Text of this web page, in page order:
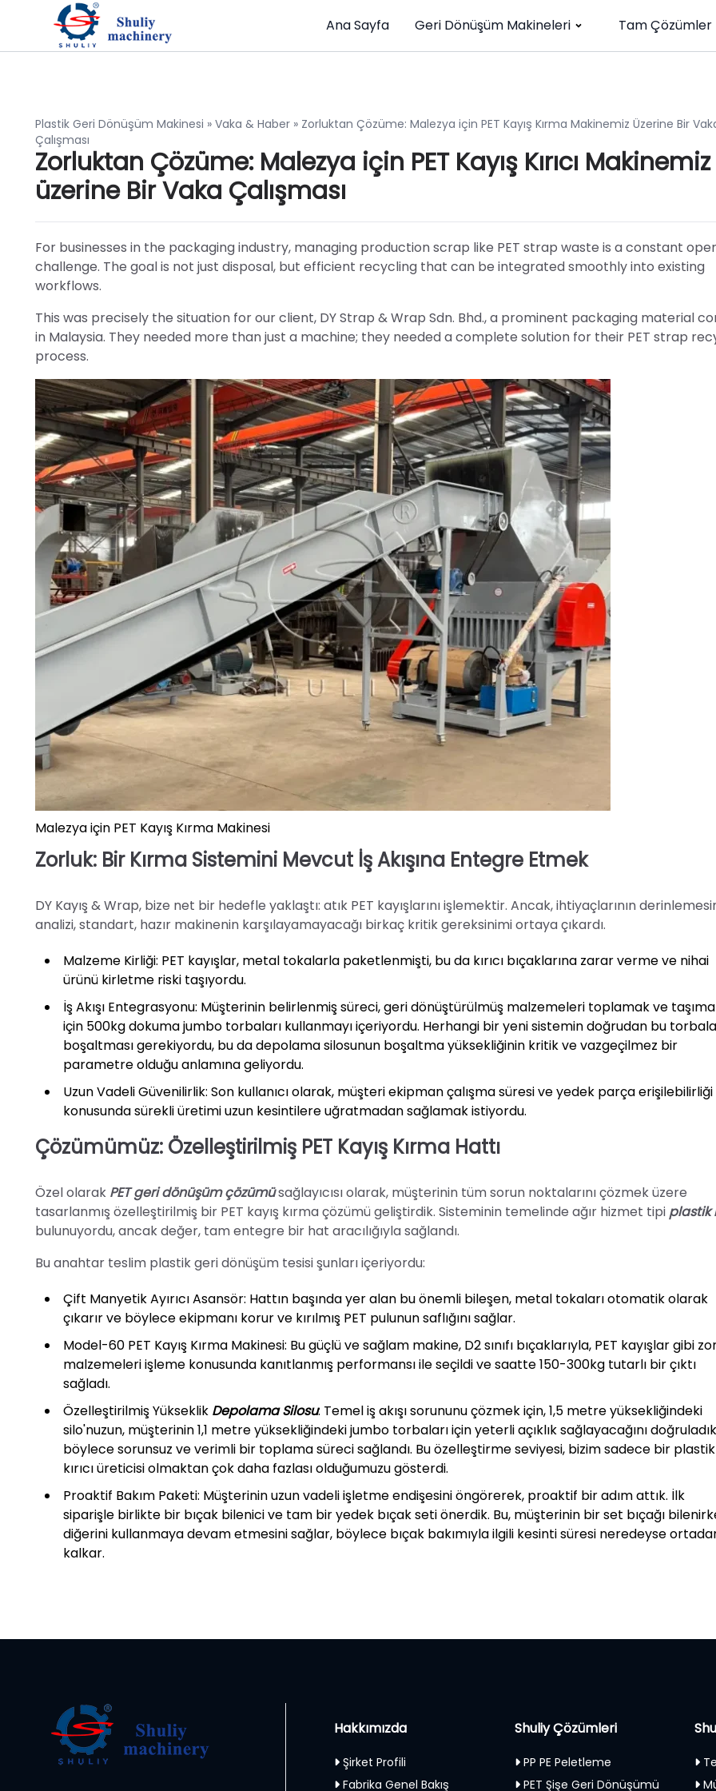
Ana Sayfa Geri Dönüşüm Makineleri Tam Çözümler
Plastik Geri Dönüşüm Makinesi » Vaka & Haber » Zorluktan Çözüme: Malezya için PET Kayış Kırma Makinemiz Üzerine Bir
Çalışması
Zorluktan Çözüme: Malezya için PET Kayış Kırıcı Makinemiz
üzerine Bir Vaka Çalışması
For businesses in the packaging industry, managing production scrap like PET strap waste is a constant
challenge. The goal is not just disposal, but efficient recycling that can be integrated smoothly into existing
workflows.
This was precisely the situation for our client, DY Strap & Wrap Sdn. Bhd., a prominent packaging material
in Malaysia. They needed more than just a machine; they needed a complete solution for their PET strap
process.
Malezya için PET Kayış Kırma Makinesi
Zorluk: Bir Kırma Sistemini Mevcut İş Akışına Entegre Etmek
DY Kayış & Wrap, bize net bir hedefle yaklaştı: atık PET kayışlarını işlemektir. Ancak, ihtiyaçlarının
analizi, standart, hazır makinenin karşılayamayacağı birkaç kritik gereksinimi ortaya çıkardı.
Malzeme Kirliği: PET kayışlar, metal tokalarla paketlenmişti, bu da kırıcı bıçaklarına zarar verme ve nihai
ürünü kirletme riski taşıyordu.
İş Akışı Entegrasyonu: Müşterinin belirlenmiş süreci, geri dönüştürülmüş malzemeleri toplamak ve
için 500kg dokuma jumbo torbaları kullanmayı içeriyordu. Herhangi bir yeni sistemin doğrudan bu
boşaltması gerekiyordu, bu da depolama silosunun boşaltma yüksekliğinin kritik ve vazgeçilmez bir
parametre olduğu anlamına geliyordu.
Uzun Vadeli Güvenilirlik: Son kullanıcı olarak, müşteri ekipman çalışma süresi ve yedek parça erişilebilirliği
konusunda sürekli üretimi uzun kesintilere uğratmadan sağlamak istiyordu.
Çözümümüz: Özelleştirilmiş PET Kayış Kırma Hattı
Özel olarak PET geri dönüşüm çözümüsağlayıcısı olarak, müşterinin tüm sorun noktalarını çözmek üzere
tasarlanmış özelleştirilmiş bir PET kayış kırma çözümü geliştirdik. Sisteminin temelinde ağır hizmet tipi plastik
bulunuyordu, ancak değer, tam entegre bir hat aracılığıyla sağlandı.
Bu anahtar teslim plastik geri dönüşüm tesisi şunları içeriyordu:
Çift Manyetik Ayırıcı Asansör: Hattın başında yer alan bu önemli bileşen, metal tokaları otomatik olarak
çıkarır ve böylece ekipmanı korur ve kırılmış PET pulunun saflığını sağlar.
Model-60 PET Kayış Kırma Makinesi: Bu güçlü ve sağlam makine, D2 sınıfı bıçaklarıyla, PET kayışlar gibi
malzemeleri işleme konusunda kanıtlanmış performansı ile seçildi ve saatte 150-300kg tutarlı bir çıktı
sağladı.
Özelleştirilmiş Yükseklik Depolama Silosu: Temel iş akışı sorununu çözmek için, 1,5 metre yüksekliğindeki
silo'nuzun, müşterinin 1,1 metre yüksekliğindeki jumbo torbaları için yeterli açıklık sağlayacağını
böylece sorunsuz ve verimli bir toplama süreci sağlandı. Bu özelleştirme seviyesi, bizim sadece bir plastik
kırıcı üreticisi olmaktan çok daha fazlası olduğumuzu gösterdi.
Proaktif Bakım Paketi: Müşterinin uzun vadeli işletme endişesini öngörerek, proaktif bir adım attık. İlk
siparişle birlikte bir bıçak bilenici ve tam bir yedek bıçak seti önerdik. Bu, müşterinin bir set bıçağı
diğerini kullanmaya devam etmesini sağlar, böylece bıçak bakımıyla ilgili kesinti süresi neredeyse
kalkar.
Hakkımızda
Şirket Profili
Fabrika Genel Bakış
Shuliy Çözümleri
PP PE Peletleme
PET Şişe Geri Dönüşümü